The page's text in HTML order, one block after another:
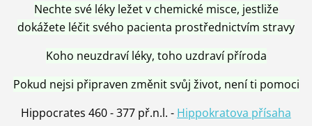
Nechte své léky ležet v chemické misce, jestliže
dokážete léčit svého pacienta prostřednictvím stravy
Koho neuzdraví léky, toho uzdraví příroda
Pokud nejsi připraven změnit svůj život, není ti pomoci
Hippocrates 460 - 377 př.n.l. - Hippokratova přísaha